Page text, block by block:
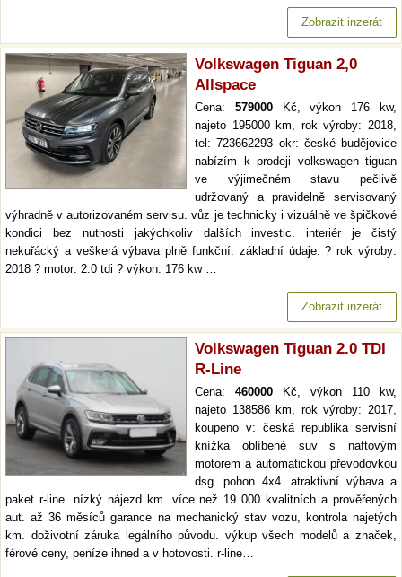
Zobrazit inzerát
Volkswagen Tiguan 2,0
Allspace
Cena: 579000Kč, výkon 176 kw,
najeto 195000 km, rok výroby: 2018,
tel: 723662293 okr: české budějovice
nabízím k prodeji volkswagen tiguan
ve výjimečném stavu pečlivě
udržovaný a pravidelně servisovaný
výhradně v autorizovaném servisu. vůz je technicky i vizuálně ve špičkové
kondici bez nutnosti jakýchkoliv dalších investic. interiér je čistý
nekuřácký a veškerá výbava plně funkční. základní údaje: ? rok výroby:
2018 ? motor: 2.0 tdi ? výkon: 176 kw …
Zobrazit inzerát
Volkswagen Tiguan 2.0 TDI
R-Line
Cena: 460000 Kč, výkon 110 kw,
najeto 138586 km, rok výroby: 2017,
koupeno v: česká republika servisní
knížka oblíbené suv s naftovým
motorem a automatickou převodovkou
dsg. pohon 4x4. atraktivní výbava a
paket r-line. nízký nájezd km. více než 19 000 kvalitních a prověřených
aut. až 36 měsíců garance na mechanický stav vozu, kontrola najetých
km. doživotní záruka legálního původu. výkup všech modelů a značek,
férové ceny, peníze ihned a v hotovosti. r-line…